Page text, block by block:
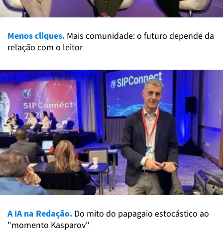
Menos cliques. Mais comunidade: o futuro depende da
relação com o leitor
A IA na Redação. Do mito do papagaio estocástico ao
"momento Kasparov"